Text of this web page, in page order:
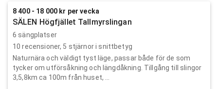
8 400 - 18 000 kr per vecka
SÄLEN Högfjället Tallmyrslingan
6 sängplatser
10 recensioner, 5 stjärnor i snittbetyg
Naturnära och väldigt tyst läge, passar både för de som
tycker om utförsåkning och längdåkning. Tillgång till slingor
3,5,8km ca 100m från huset, ...